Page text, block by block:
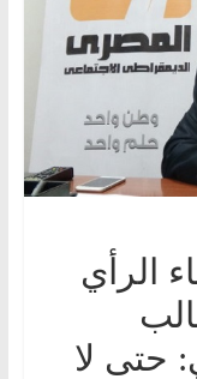
الرأي
5 مطالب
حتى لا